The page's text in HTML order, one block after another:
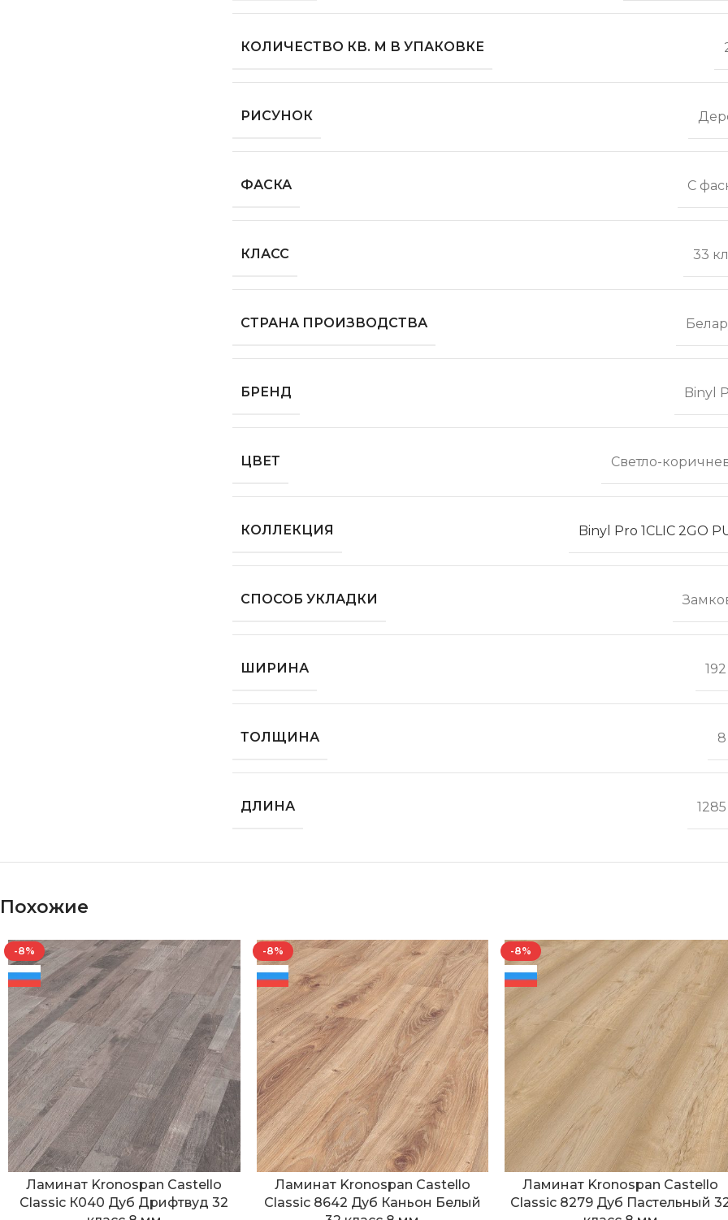
КОЛИЧЕСТВО КВ. М В УПАКОВКЕ
РИСУНОК
ФАСКА С
КЛАСС 33
СТРАНА ПРОИЗВОДСТВА
БРЕНД Binyl
ЦВЕТ Светло-
КОЛЛЕКЦИЯ Binyl Pro 1CLIC 2GO
СПОСОБ УКЛАДКИ
ШИРИНА
ТОЛЩИНА
ДЛИНА
Похожие
-8%
Ламинат Kronospan Castello
Classic К040 Дуб Дрифтвуд 32
-8%
Ламинат Kronospan Castello
Classic 8642 Дуб Каньон Белый
-8%
Ламинат Kronospan Castello
Classic 8279 Дуб Пастельный